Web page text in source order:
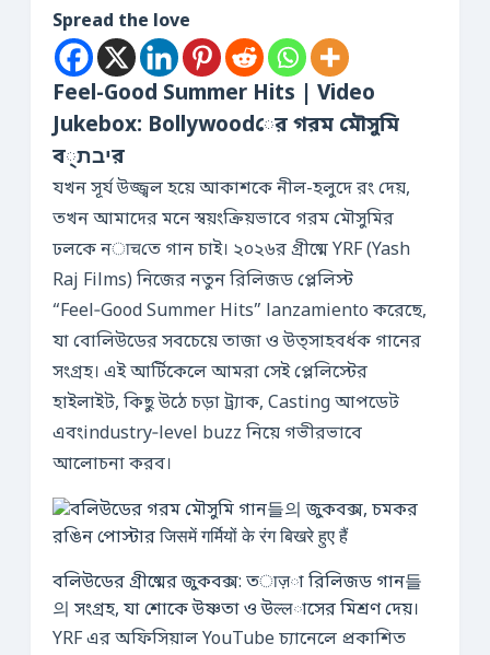
Spread the love
Feel-Good Summer Hits | Video
Jukebox: Bollywoodের গরম মৌসুমি
বיבת্র
যখন সূর্য উজ্জ্বল হয়ে আকাশকে নীল-হলুদে রং দেয়,
তখন আমাদের মনে স্বয়ংক্রিয়ভাবে গরম মৌসুমির
ঢলকে নाचতে গান চাই। ২০২৬র গ্রীষ্মে YRF (Yash
Raj Films) নিজের নতুন রিলিজড প্লেলিস্ট
“Feel‑Good Summer Hits” lanzamiento করেছে,
যা বোলিউডের সবচেয়ে তাজা ও উত্সাহবর্ধক গানের
সংগ্রহ। এই আর্টিকেলে আমরা সেই প্লেলিস্টের
হাইলাইট, কিছু উঠে চড়া ট্র্যাক, Casting আপডেট
এবংindustry‑level buzz নিয়ে গভীরভাবে
আলোচনা করব।
বলিউডের গ্রীষ্মের জুকবক্স: তाज़া রিলিজড গান들
의 সংগ্রহ, যা শোকে উষ্ণতা ও উल्लাসের মিশ্রণ দেয়।
YRF এর অফিসিয়াল YouTube চ্যানেলে প্রকাশিত